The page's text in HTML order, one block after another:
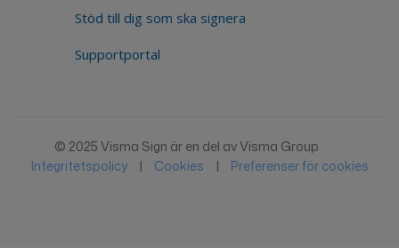
Stöd till dig som ska signera
Supportportal
© 2025 Visma Sign är en del av Visma Group
Integritetspolicy
| Cookies | Preferenser för cookies